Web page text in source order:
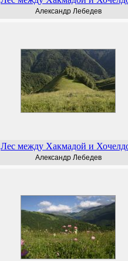
Александр Лебедев
Лес между Хакмадой и
Александр Лебедев